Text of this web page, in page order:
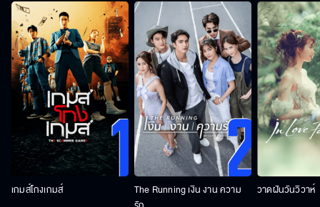
เกมส์โกงเกมส์
The Running เงิน งาน ความ
วาดฝันวันวิวาห์